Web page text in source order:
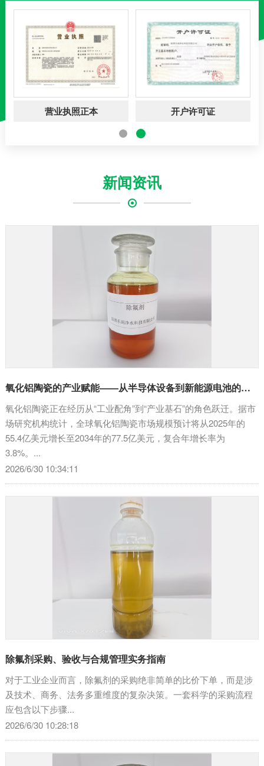
营业执照副本 营业执照正本
新闻资讯
氧化铝陶瓷的产业赋能——从半导体设备到新能源电池的万亿赛道
氧化铝陶瓷正在经历从“工业配角”到“产业基石”的角色跃迁。据市
场研究机构统计，全球氧化铝陶瓷市场规模预计将从2025年的
55.4亿美元增长至2034年的77.5亿美元，复合年增长率为
3.8%。...
2026/6/30 10:34:11
除氟剂采购、验收与合规管理实务指南
对于工业企业而言，除氟剂的采购绝非简单的比价下单，而是涉
及技术、商务、法务多重维度的复杂决策。一套科学的采购流程
应包含以下步骤...
2026/6/30 10:28:18